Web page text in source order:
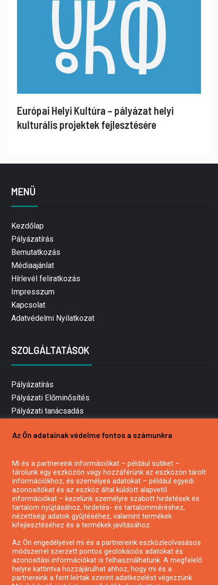
Európai Helyi Kultúra – pályázat helyi
kulturális projektek fejlesztésére
MENÜ
Kezdőlap
Pályázatírás
Bemutatkozás
Médiaajánlat
Hírlevél feliratkozás
Impresszum
Kapcsolat
Adatvédelmi Nyilatkozat
SZOLGÁLTATÁSOK
Pályázatírás
Pályázati Előminősítés
Pályázati tanácsadás
Mezőgazdasági pályázatírás
Pályázatírás civil szervezeteknek
Pályázatírás önkormányzatoknak
Pályázatfigyelés
Specifikus pályázatfigyelés vagy hírlevél
Pályázatok magánszemélyeknek
Pályázatok civil szervezeteknek
Az Ön adatainak védelme fontos a számunkra
Mi és a partnereink információkat – például sütiket –
tárolunk egy eszközön vagy hozzáférünk az eszközön tárolt
információkhoz, és személyes adatokat – például egyedi
azonosítókat és az eszköz által küldött alapvető
információkat – kezelünk személyre szabott hirdetések és
tartalom nyújtásához, hirdetés- és tartalomméréshez,
nézettségi adatok gyűjtéséhez, valamint termékek
kifejlesztéséhez és a termékek javításához.
Az Ön engedélyével mi és a partnereink eszközleolvasásos
módszerrel szerzett pontos geolokációs adatokat és
azonosítási információkat is felhasználhatunk. A megfelelő
helyre kattintva hozzájárulhat ahhoz, hogy mi és a
partnereink a fent leírtak szerint adatkezelést végezzünk.